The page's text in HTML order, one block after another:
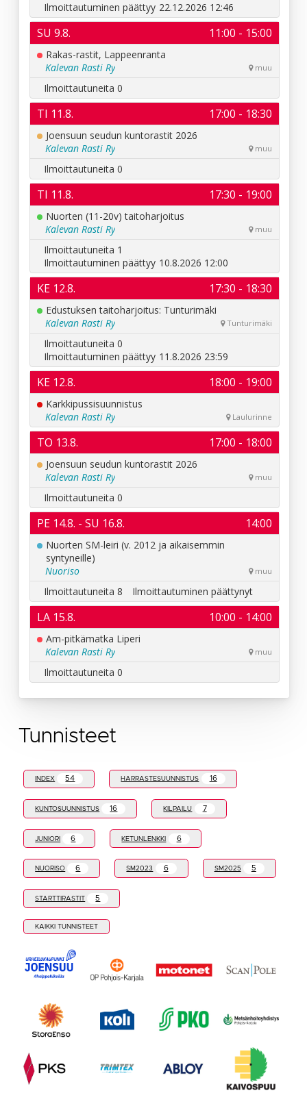
Tunnisteet
INDEX 54 HARRASTESUUNNISTUS 16
KUNTOSUUNNISTUS 16 KILPAILU 7
JUNIORI 6 KETUNLENKKI 6
NUORISO 6 SM2023 6 SM2025 5
STARTTIRASTIT 5
KAIKKI TUNNISTEET